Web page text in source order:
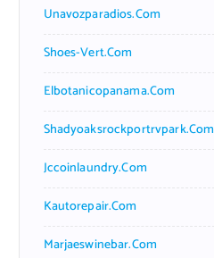
Unavozparadios.com
Shoes-Vert.com
Elbotanicopanama.com
Shadyoaksrockportrvpark.com
Jccoinlaundry.com
Kautorepair.com
Marjaeswinebar.com